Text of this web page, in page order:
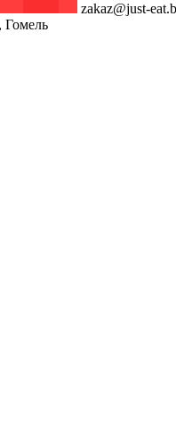
zakaz@just-
Гомель